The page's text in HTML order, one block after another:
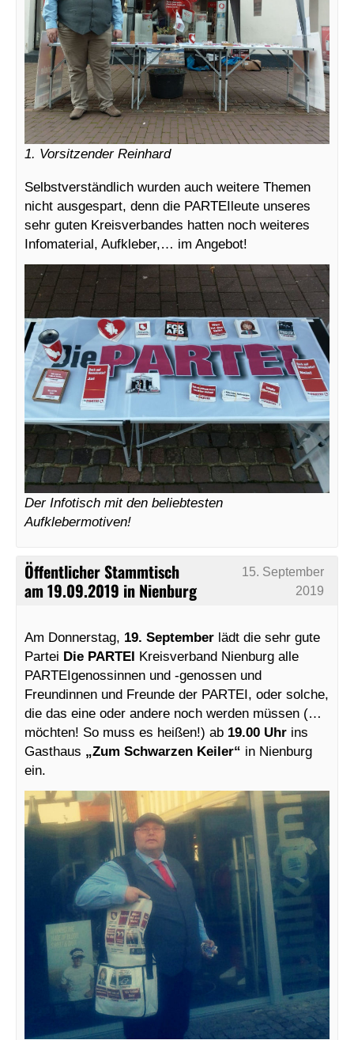
1. Vorsitzender Reinhard
Selbstverständlich wurden auch weitere Themen
nicht ausgespart, denn die PARTEIleute unseres
sehr guten Kreisverbandes hatten noch weiteres
Infomaterial, Aufkleber,… im Angebot!
Der Infotisch mit den beliebtesten
Aufklebermotiven!
Öffentlicher Stammtisch
am 19.09.2019 in Nienburg
15. September
2019
Am Donnerstag, 19. September lädt die sehr gute
Partei Die PARTEI Kreisverband Nienburg alle
PARTEIgenossinnen und -genossen und
Freundinnen und Freunde der PARTEI, oder solche,
die das eine oder andere noch werden müssen (…
möchten! So muss es heißen!) ab 19.00 Uhr ins
Gasthaus „Zum Schwarzen Keiler“ in Nienburg
ein.